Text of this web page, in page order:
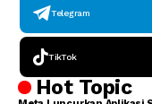
Telegram
TikTok
Hot Topic